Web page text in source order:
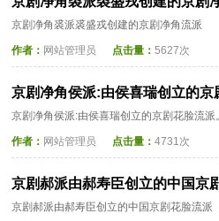
京剧净角裘派裘盛戎创建的京剧净角流派
作者： 网站管理员 点击量： 5627次
京剧净角侯派:由侯喜瑞创立的京
京剧净角侯派:由侯喜瑞创立的京剧花脸流派。
作者： 网站管理员 点击量： 4731次
京剧郝派由郝寿臣创立的中国京
京剧郝派由郝寿臣创立的中国京剧花脸流派